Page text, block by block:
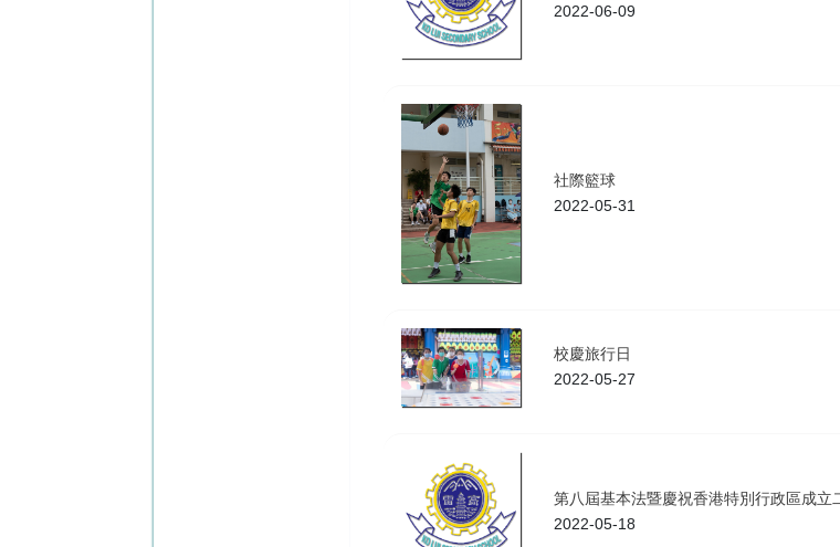
2022-06-09
社際籃球
2022-05-31
校慶旅行日
2022-05-27
第八屆基本法暨慶祝香港特別行政區成
2022-05-18